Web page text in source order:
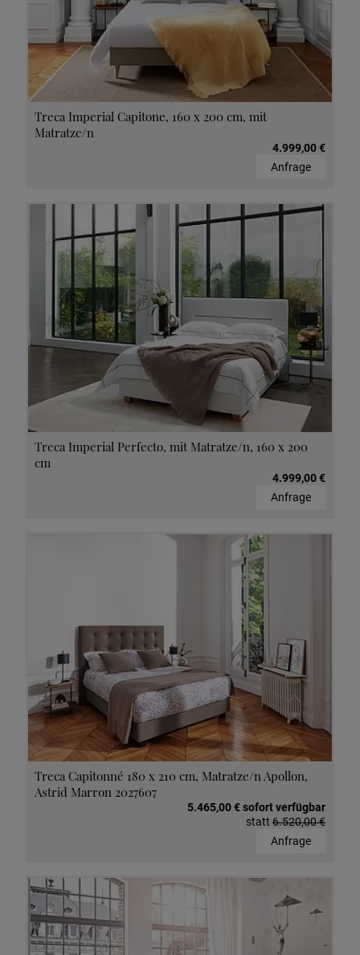
Treca Imperial Capitone, 160 x 200 cm, mit
Matratze/n
4.999,00 €
Anfrage
Treca Imperial Perfecto, mit Matratze/n, 160 x 200
cm
4.999,00 €
Anfrage
Treca Capitonné 180 x 210 cm, Matratze/n Apollon,
Astrid Marron 2027607
5.465,00 € sofort verfügbar
statt 6.520,00 €
Anfrage